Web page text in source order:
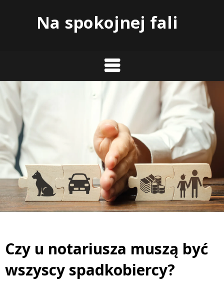
Na spokojnej fali
Czy u notariusza muszą być
wszyscy spadkobiercy?